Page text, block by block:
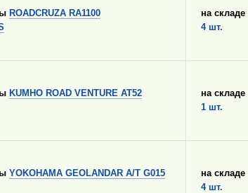
ROADCRUZA RA1100
на складе
4 шт.
KUMHO ROAD VENTURE AT52
на складе
1 шт.
YOKOHAMA GEOLANDAR A/T G015
на складе
4 шт.